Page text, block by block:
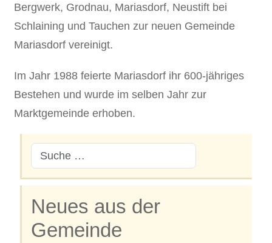
Bergwerk, Grodnau, Mariasdorf, Neustift bei
Schlaining und Tauchen zur neuen Gemeinde
Mariasdorf vereinigt.
Im Jahr 1988 feierte Mariasdorf ihr 600-jähriges
Bestehen und wurde im selben Jahr zur
Marktgemeinde erhoben.
Neues aus der
Gemeinde